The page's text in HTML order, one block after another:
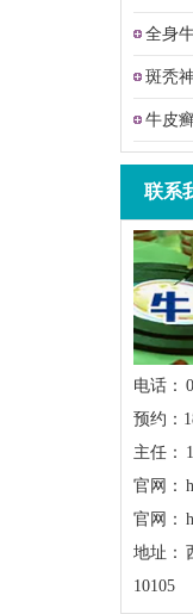
联系
电话：
预约：
主任：
官网：
官网：
地址：
10105